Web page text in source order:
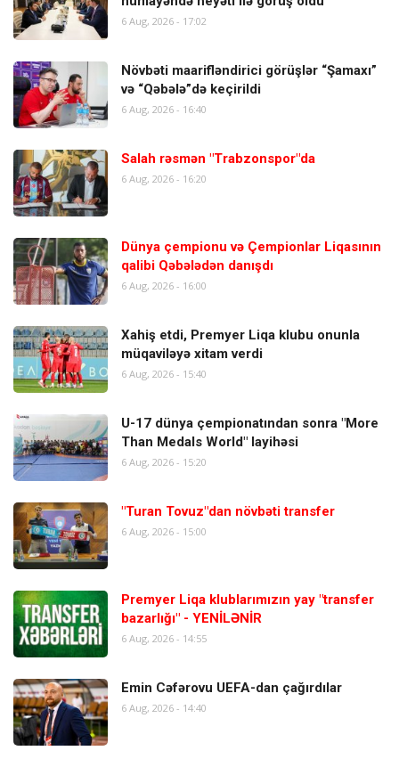
6 Aug, 2026 - 17:02
Növbəti maarifləndirici görüşlər “Şamaxı”
və “Qəbələ”də keçirildi
6 Aug, 2026 - 16:40
Salah rəsmən "Trabzonspor"da
6 Aug, 2026 - 16:20
Dünya çempionu və Çempionlar Liqasının
qalibi Qəbələdən danışdı
6 Aug, 2026 - 16:00
Xahiş etdi, Premyer Liqa klubu onunla
müqaviləyə xitam verdi
6 Aug, 2026 - 15:40
U-17 dünya çempionatından sonra "More
Than Medals World" layihəsi
6 Aug, 2026 - 15:20
"Turan Tovuz"dan növbəti transfer
6 Aug, 2026 - 15:00
Premyer Liqa klublarımızın yay "transfer
bazarlığı" - YENİLƏNİR
6 Aug, 2026 - 14:55
Emin Cəfərovu UEFA-dan çağırdılar
6 Aug, 2026 - 14:40